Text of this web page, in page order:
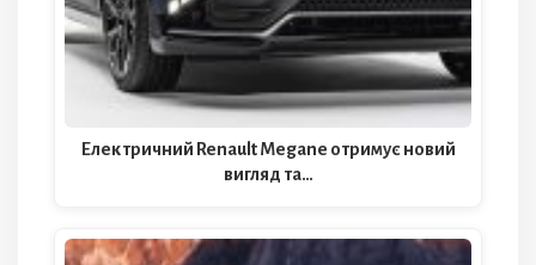
Електричний Renault Megane отримує новий
вигляд та…